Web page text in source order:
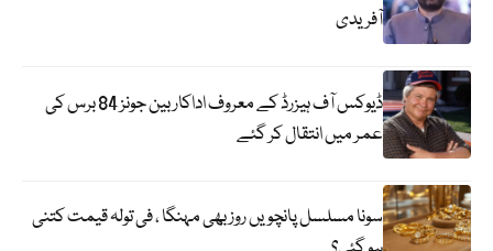
آفریدی
ڈیوکس آف ہیزرڈ کے معروف اداکار بین جونز 84 برس کی
عمر میں انتقال کر گئے
سونا مسلسل پانچویں روز بھی مہنگا ، فی تولہ قیمت کتنی